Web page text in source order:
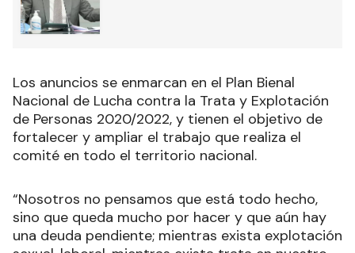
Los anuncios se enmarcan en el Plan Bienal
Nacional de Lucha contra la Trata y Explotación
de Personas 2020/2022, y tienen el objetivo de
fortalecer y ampliar el trabajo que realiza el
comité en todo el territorio nacional.
“Nosotros no pensamos que está todo hecho,
sino que queda mucho por hacer y que aún hay
una deuda pendiente; mientras exista explotación